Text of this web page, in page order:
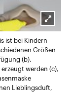
ist bei Kindern
Größen
(b).
werden (c),
Lieblingsduft,